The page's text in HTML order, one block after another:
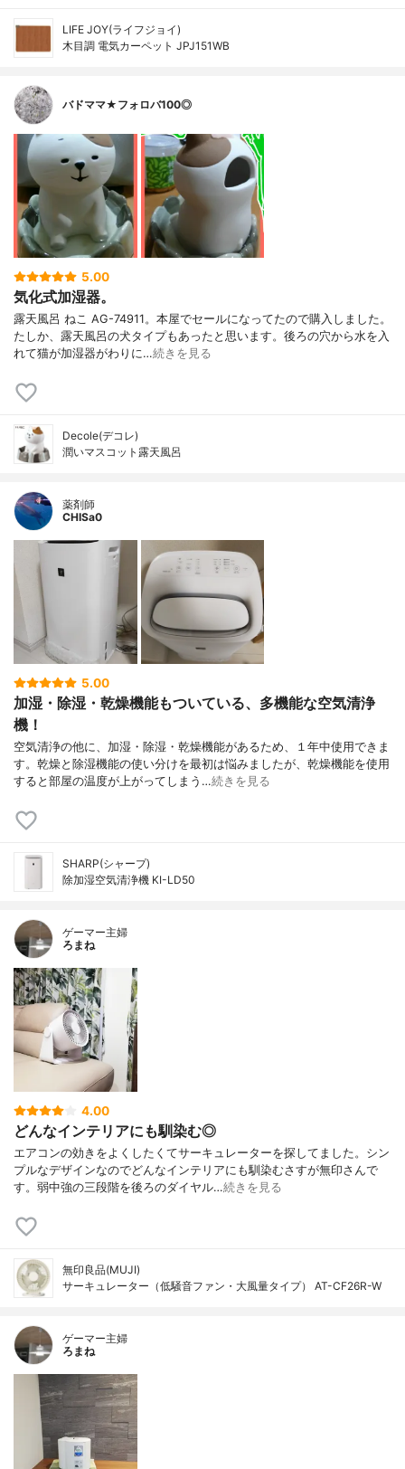
LIFE JOY(ライフジョイ)
木目調 電気カーペット JPJ151WB
バドママ★フォロバ100◎
5.00
気化式加湿器。
露天風呂 ねこ AG-74911。本屋でセールになってたので購入しました。
たしか、露天風呂の犬タイプもあったと思います。後ろの穴から水を入
れて猫が加湿器がわりに…続きを見る
Decole(デコレ)
潤いマスコット露天風呂
薬剤師
CHISa0
5.00
加湿・除湿・乾燥機能もついている、多機能な空気清浄
機！
空気清浄の他に、加湿・除湿・乾燥機能があるため、１年中使用できま
す。乾燥と除湿機能の使い分けを最初は悩みましたが、乾燥機能を使用
すると部屋の温度が上がってしまう…続きを見る
SHARP(シャープ)
除加湿空気清浄機 KI-LD50
ゲーマー主婦
ろまね
4.00
どんなインテリアにも馴染む◎
エアコンの効きをよくしたくてサーキュレーターを探してました。シン
プルなデザインなのでどんなインテリアにも馴染むさすが無印さんで
す。弱中強の三段階を後ろのダイヤル…続きを見る
無印良品(MUJI)
サーキュレーター（低騒音ファン・大風量タイプ） AT-CF26R-W
ゲーマー主婦
ろまね